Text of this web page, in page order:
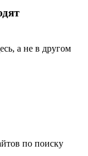
а не в другом
по поиску